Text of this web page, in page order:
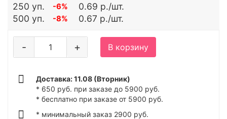
250 уп.
-6%
0.69 р./шт.
500 уп.
-8% 0.67 р./шт.
+
- В корзину
Доставка: 11.08 (Вторник)
* 650 руб. при заказе до 5900 руб.
* бесплатно при заказе от 5900 руб.
* минимальный заказ 2900 руб.